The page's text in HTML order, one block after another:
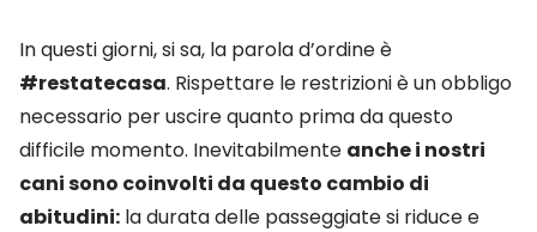
In questi giorni, si sa, la parola d’ordine è
#restatecasa. Rispettare le restrizioni è un obbligo
necessario per uscire quanto prima da questo
difficile momento. Inevitabilmente anche i nostri
cani sono coinvolti da questo cambio di
abitudini: la durata delle passeggiate si riduce e